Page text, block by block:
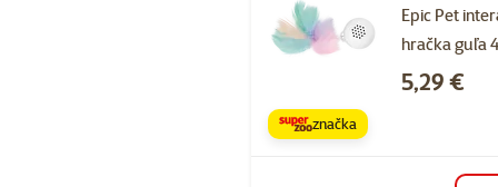
Epic Pet
hračka guľa
Cena
5,29 €
značka